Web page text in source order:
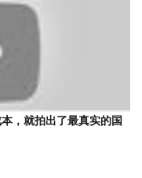
，就拍出了最真实的国